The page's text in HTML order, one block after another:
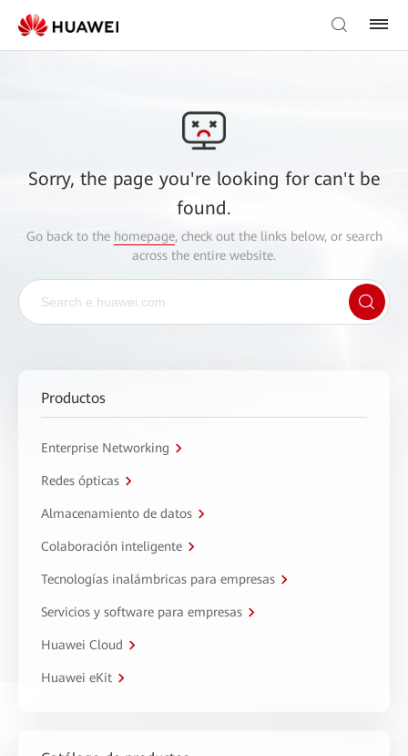
Sorry, the page you're looking for can't be
found.
Go back to the homepage, check out the links below, or search
across the entire website.
Productos
Enterprise Networking
Redes ópticas
Almacenamiento de datos
Colaboración inteligente
Tecnologías inalámbricas para empresas
Servicios y software para empresas
Huawei Cloud
Huawei eKit